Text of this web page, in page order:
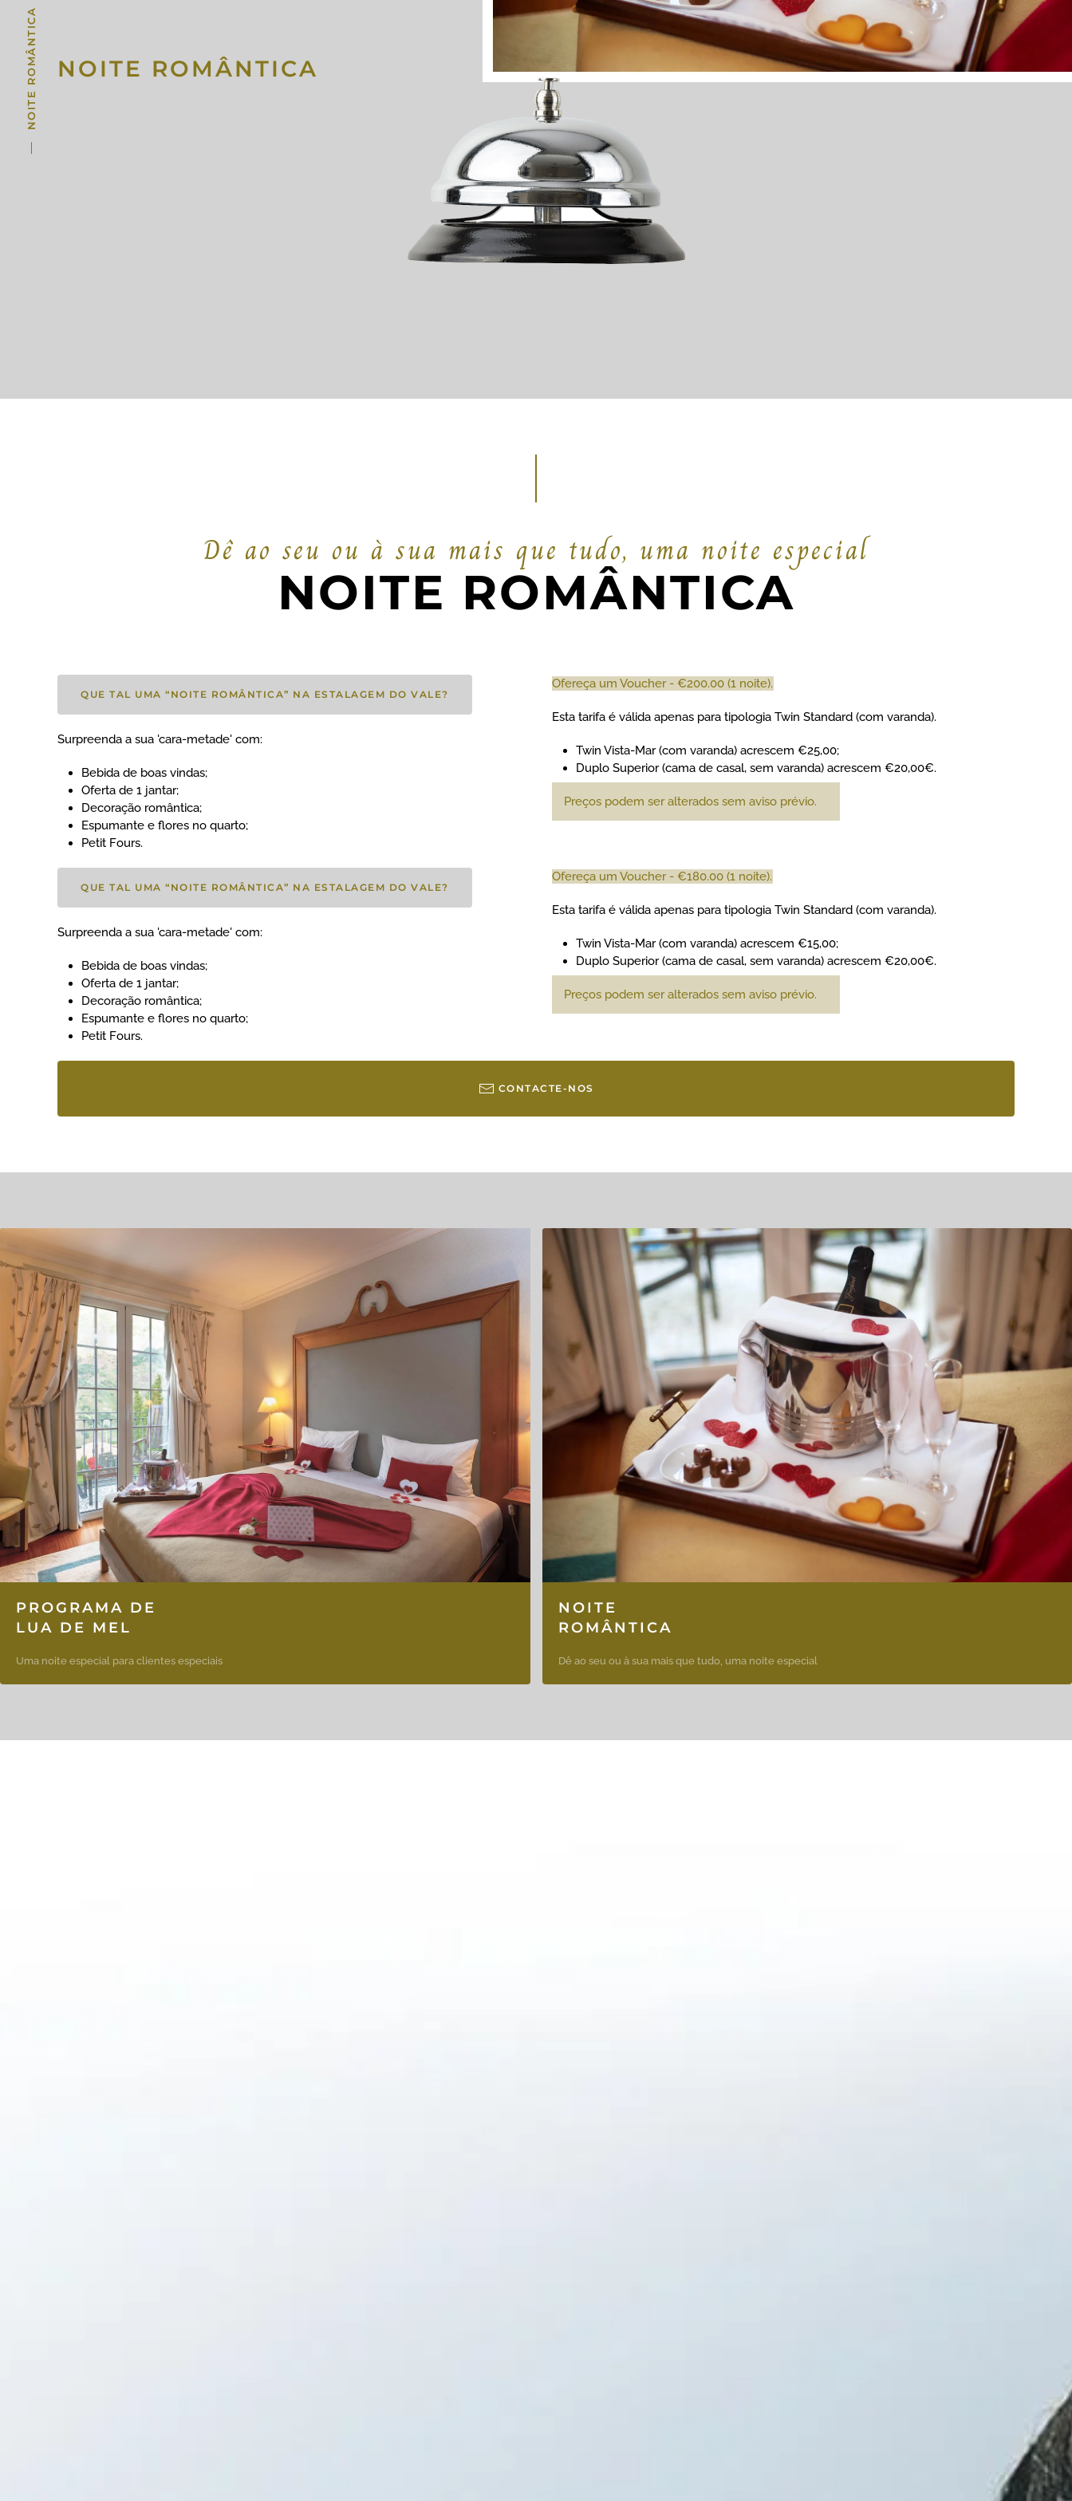
NOITE ROMÂNTICA
NOITE ROMÂNTICA
Dê ao seu ou à sua mais que tudo, uma noite especial
NOITE ROMÂNTICA
QUE TAL UMA “NOITE ROMÂNTICA” NA ESTALAGEM DO VALE?
Surpreenda a sua 'cara-metade' com:
Bebida de boas vindas;
Oferta de 1 jantar;
Decoração romântica;
Espumante e flores no quarto;
Petit Fours.
Ofereça um Voucher - €200.00 (1 noite).
Esta tarifa é válida apenas para tipologia Twin Standard (com varanda).
Twin Vista-Mar (com varanda) acrescem €25,00;
Duplo Superior (cama de casal, sem varanda) acrescem €20,00€.
Preços podem ser alterados sem aviso prévio.
QUE TAL UMA “NOITE ROMÂNTICA” NA ESTALAGEM DO VALE?
Surpreenda a sua 'cara-metade' com:
Bebida de boas vindas;
Oferta de 1 jantar;
Decoração romântica;
Espumante e flores no quarto;
Petit Fours.
Ofereça um Voucher - €180.00 (1 noite).
Esta tarifa é válida apenas para tipologia Twin Standard (com varanda).
Twin Vista-Mar (com varanda) acrescem €15,00;
Duplo Superior (cama de casal, sem varanda) acrescem €20,00€.
Preços podem ser alterados sem aviso prévio.
CONTACTE-NOS
PROGRAMA DE
LUA DE MEL
Uma noite especial para clientes especiais
NOITE
ROMÂNTICA
Dê ao seu ou à sua mais que tudo, uma noite especial